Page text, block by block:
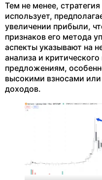
Тем не менее,
использует,
увеличении прибыли,
признаков его метода
аспекты указывают на
анализа и
предложениям,
высокими взносами
доходов.